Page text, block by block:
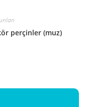
perçinler (muz)